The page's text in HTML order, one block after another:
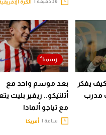
الكرة
يفكر
مدرب
بعد موسم واحد مع
أتلتيكو.. ريفير بليت
مع تياجو ألمادا
ساعة | أمريكا